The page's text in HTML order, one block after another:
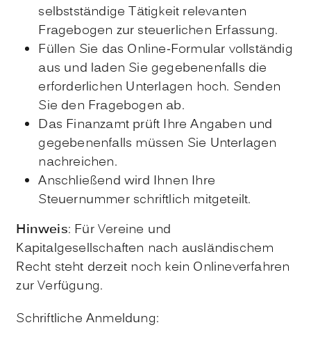
selbstständige Tätigkeit relevanten
Fragebogen zur steuerlichen Erfassung.
Füllen Sie das Online-Formular vollständig
aus und laden Sie gegebenenfalls die
erforderlichen Unterlagen hoch. Senden
Sie den Fragebogen ab.
Das Finanzamt prüft Ihre Angaben und
gegebenenfalls müssen Sie Unterlagen
nachreichen.
Anschließend wird Ihnen Ihre
Steuernummer schriftlich mitgeteilt.
Hinweis: Für Vereine und
Kapitalgesellschaften nach ausländischem
Recht steht derzeit noch kein Onlineverfahren
zur Verfügung.
Schriftliche Anmeldung: